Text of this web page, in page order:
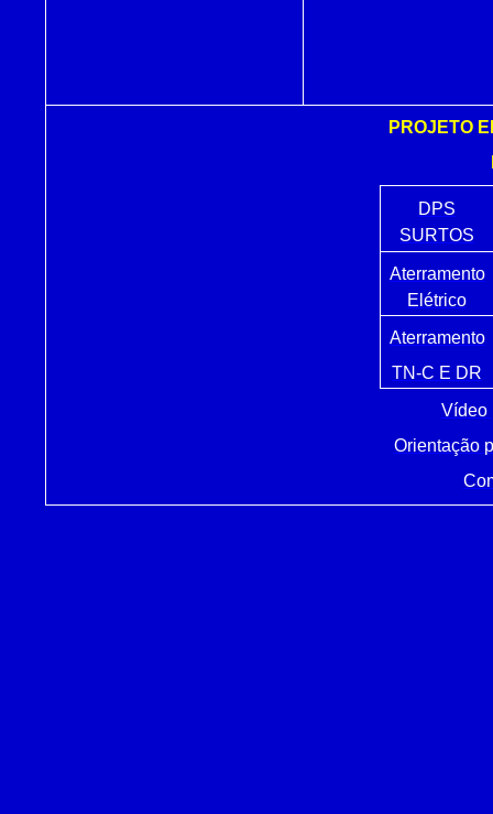
PROJETO
DPS
SURTOS
Aterramento
Elétrico
Aterramento
TN-C E DR
Vídeo
Orientação